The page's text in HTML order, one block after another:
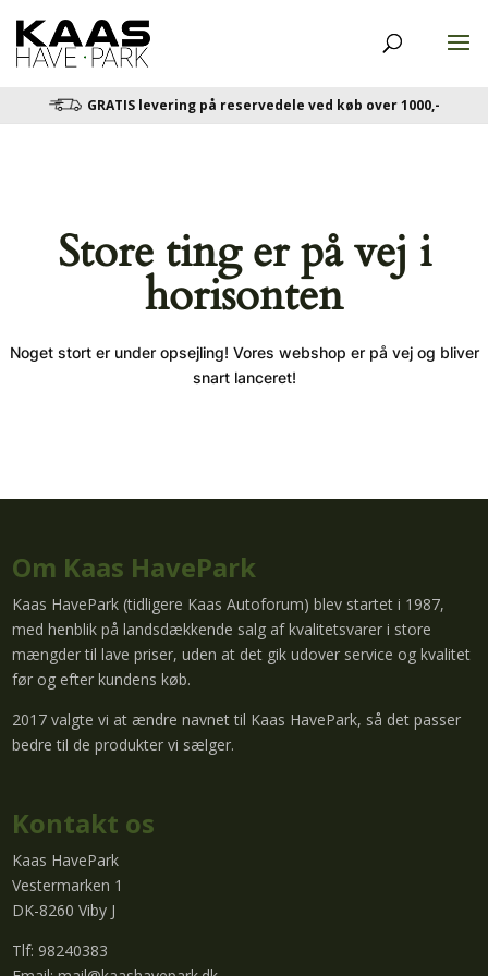
GRATIS levering på reservedele ved køb over 1000,-
Store ting er på vej i
horisonten
Noget stort er under opsejling! Vores webshop er på vej og bliver
snart lanceret!
Om Kaas HavePark
Kaas HavePark (tidligere Kaas Autoforum) blev startet i 1987,
med henblik på landsdækkende salg af kvalitetsvarer i store
mængder til lave priser, uden at det gik udover service og kvalitet
før og efter kundens køb.
2017 valgte vi at ændre navnet til Kaas HavePark, så det passer
bedre til de produkter vi sælger.
Kontakt os
Kaas HavePark
Vestermarken 1
DK-8260 Viby J
Tlf: 98240383